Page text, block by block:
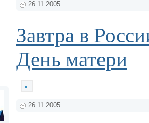
26.11.2005
Завтра в
День матери
26.11.2005